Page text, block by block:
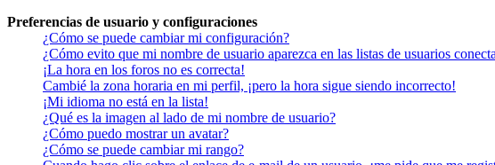
Preferencias de usuario y configuraciones
¿Cómo se puede cambiar mi configuración?
¿Cómo evito que mi nombre de usuario aparezca en las listas de usuarios
¡La hora en los foros no es correcta!
Cambié la zona horaria en mi perfil, ¡pero la hora sigue siendo incorrecto!
¡Mi idioma no está en la lista!
¿Qué es la imagen al lado de mi nombre de usuario?
¿Cómo puedo mostrar un avatar?
¿Cómo se puede cambiar mi rango?